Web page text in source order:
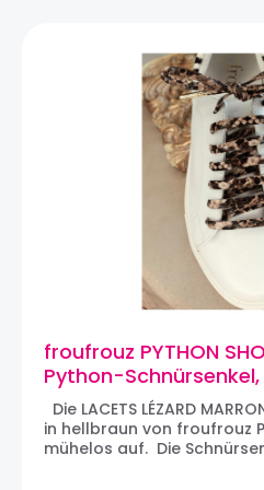
Auge und Herz der Marke.
froufrouz PYTHON
Python-Schnürsenkel,
Die LACETS LÉZARD
in hellbraun von froufrouz
mühelos auf. Die